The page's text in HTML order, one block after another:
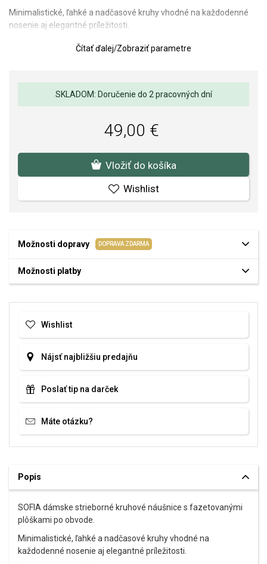
Minimalistické, ľahké a nadčasové kruhy vhodné na každodenné
nosenie aj elegantné príležitosti.
Priemer náušníc: 50 mm.
Čítať ďalej/Zobraziť parametre
SKLADOM: Doručenie do 2 pracovných dní
49,00 €
Vložiť do košíka
Wishlist
Možnosti dopravy DOPRAVA ZDARMA
Možnosti platby
Wishlist
Nájsť najbližšiu predajňu
Poslať tip na darček
Máte otázku?
Popis
SOFIA dámske strieborné kruhové náušnice s fazetovanými
plôškami po obvode.
Minimalistické, ľahké a nadčasové kruhy vhodné na
každodenné nosenie aj elegantné príležitosti.